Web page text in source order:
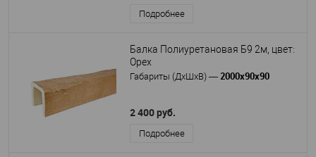
Подробнее
Балка Полиуретановая Б9 2м, цвет:
Орех
Габариты (ДхШхВ) — 2000х90х90
2 400 руб.
Подробнее